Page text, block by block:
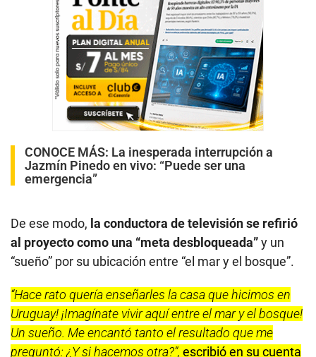
CONOCE MÁS: La inesperada interrupción a
Jazmín Pinedo en vivo: “Puede ser una
emergencia”
De ese modo, la conductora de televisión se refirió
al proyecto como una “meta desbloqueada”y un
“sueño” por su ubicación entre “el mar y el bosque”.
“Hace rato quería enseñarles la casa que hicimos en
Uruguay! ¡Imagínate vivir aquí entre el mar y el bosque!
Un sueño. Me encantó tanto el resultado que me
preguntó: ¿Y si hacemos otra?”, escribió en su cuenta